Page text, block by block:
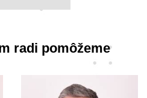
radi pomôžeme